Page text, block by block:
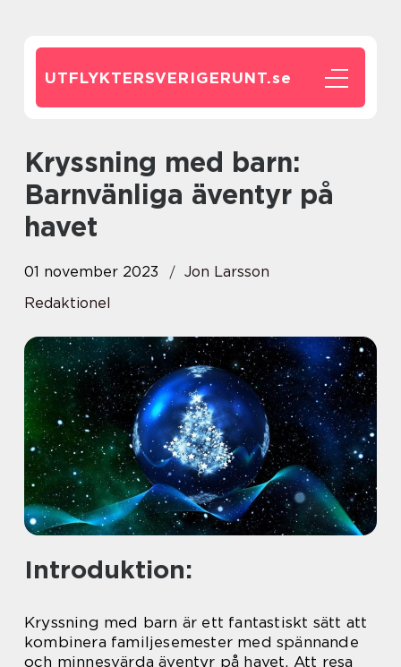
UTFLYKTERSVERIGERUNT.se
Kryssning med barn:
Barnvänliga äventyr på
havet
01 november 2023
Jon Larsson
Redaktionel
Introduktion:
Kryssning med barn är ett fantastiskt sätt att
kombinera familjesemester med spännande
och minnesvärda äventyr på havet. Att resa